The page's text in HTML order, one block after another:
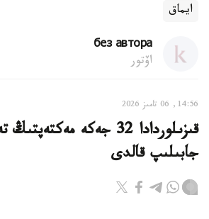
ايماق
без автора
اۆتور
14:56, 06 تامىز 2026
قىزىلوردادا 32 جەكە
جابىلىپ قالدى